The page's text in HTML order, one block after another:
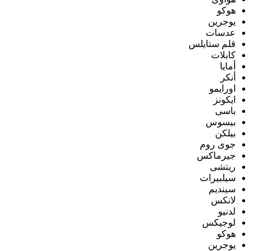
هوكو
يوجرين
عدسات
قلم ستايلس
كابلات
أمايا
أنكر
اورايمو
ايكونز
باسى
بيسوس
بيلكن
جوى روم
جيرماكس
ريتشى
سيلبيرات
سينديم
لانكس
لدنيو
لوجيكس
هوكو
يوجرين